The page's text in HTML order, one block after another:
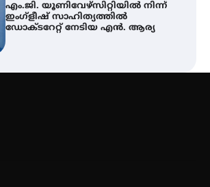
ഇരിങ്ങാലക്കുട – ഗുരുവായൂർ –
താനൂർ റെയിൽപാത
യാഥാർത്ഥ്യമാകുന്നു